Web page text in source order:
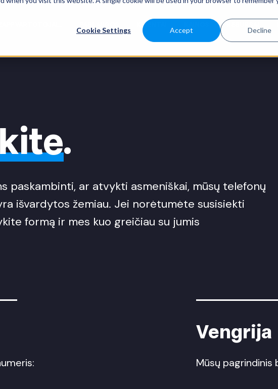
Cookie Settings Accept Decline
KLIENTAI
.
paskambinti, ar atvykti asmeniškai, mūsų telefonų
išvardytos žemiau. Jei norėtumėte susisiekti
formą ir mes kuo greičiau su jumis
Vengrija
Mūsų pagrindinis